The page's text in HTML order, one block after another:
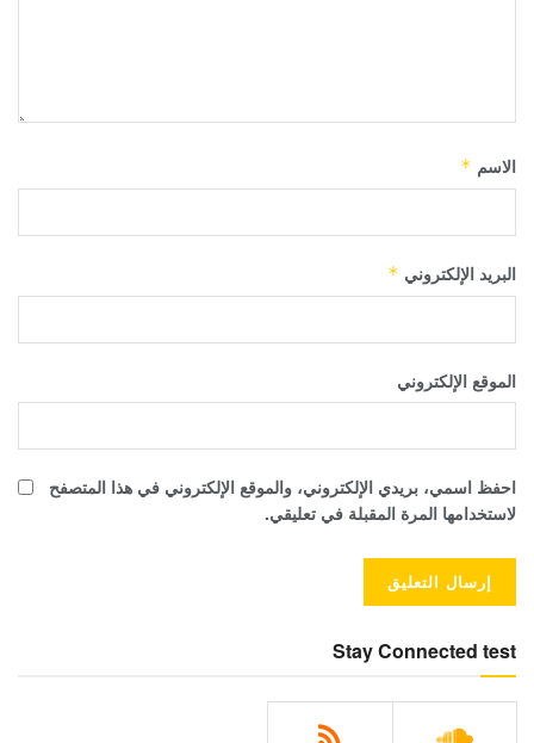
الاسم *
البريد الإلكتروني *
الموقع الإلكتروني
احفظ اسمي، بريدي الإلكتروني، والموقع الإلكتروني في هذا المتصفح
لاستخدامها المرة المقبلة في تعليقي.
Stay Connected test